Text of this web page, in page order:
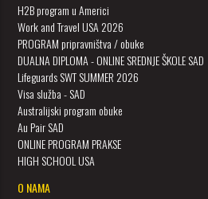
H2B program u Americi
Work and Travel USA 2026
PROGRAM pripravništva / obuke
DUALNA DIPLOMA - ONLINE SREDNJE ŠKOLE SAD
Lifeguards SWT SUMMER 2026
Visa služba - SAD
Australijski program obuke
Au Pair SAD
ONLINE PROGRAM PRAKSE
HIGH SCHOOL USA
O NAMA